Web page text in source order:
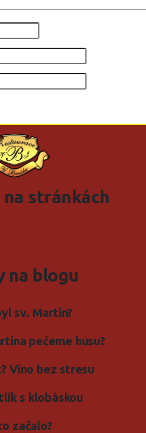
stránkách
na blogu
sv. Martin?
pečeme husu?
Víno bez stresu
s klobáskou
začalo?